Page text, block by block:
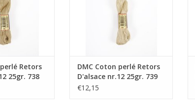
Retors
25gr. 738
DMC Coton perlé Retors
D'alsace nr.12 25gr. 739
€12,15